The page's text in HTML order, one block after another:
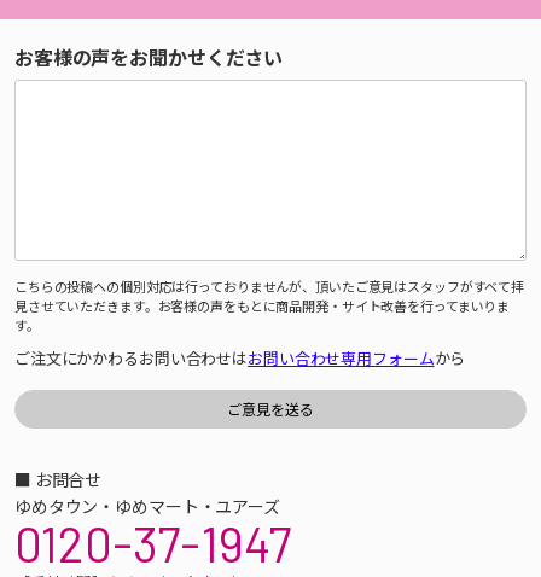
お客様の声をお聞かせください
こちらの投稿への個別対応は行っておりませんが、頂いたご意見はスタッフがすべて拝
見させていただきます。お客様の声をもとに商品開発・サイト改善を行ってまいりま
す。
ご注文にかかわるお問い合わせはお問い合わせ専用フォームから
■ お問合せ
ゆめタウン・ゆめマート・ユアーズ
0120-37-1947